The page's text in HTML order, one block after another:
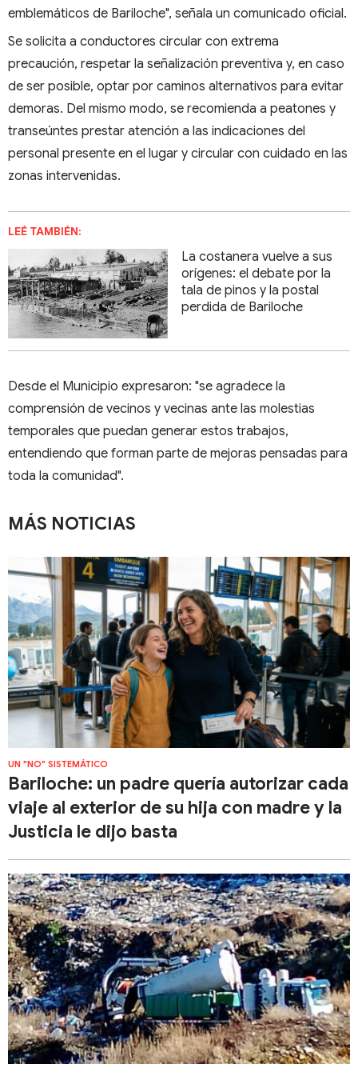
emblemáticos de Bariloche", señala un comunicado oficial.
Se solicita a conductores circular con extrema
precaución, respetar la señalización preventiva y, en caso
de ser posible, optar por caminos alternativos para evitar
demoras. Del mismo modo, se recomienda a peatones y
transeúntes prestar atención a las indicaciones del
personal presente en el lugar y circular con cuidado en las
zonas intervenidas.
LEÉ TAMBIÉN:
La costanera vuelve a sus
orígenes: el debate por la
tala de pinos y la postal
perdida de Bariloche
Desde el Municipio expresaron: "se agradece la
comprensión de vecinos y vecinas ante las molestias
temporales que puedan generar estos trabajos,
entendiendo que forman parte de mejoras pensadas para
toda la comunidad".
MÁS NOTICIAS
UN "NO" SISTEMÁTICO
Bariloche: un padre quería autorizar cada
viaje al exterior de su hija con madre y la
Justicia le dijo basta